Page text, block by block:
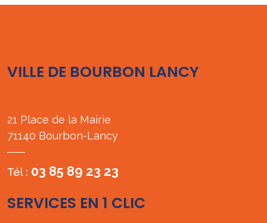
VILLE DE BOURBON LANCY
21 Place de la Mairie
71140 Bourbon-Lancy
Tél : 03 85 89 23 23
SERVICES EN 1 CLIC